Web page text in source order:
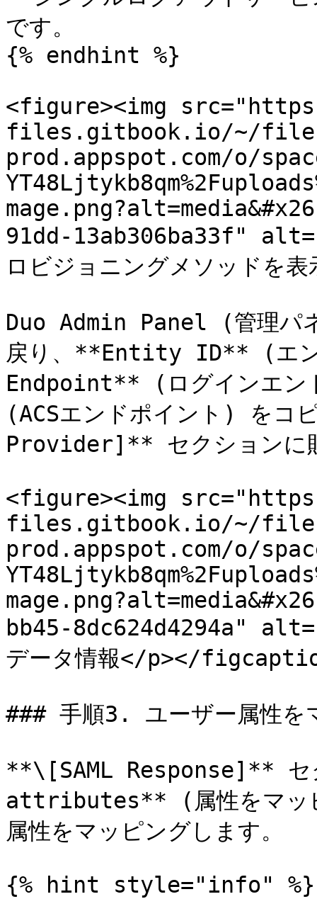
です。
{% endhint %}
<figure><img
files.gitbook.io/~/
prod.appspot.com/o/
91dd-13ab306ba33f"
ロビジョニングメソッド
Duo Admin Panel (管理パ
戻り、**Entity ID** (エ
Endpoint** (ログインエン
(ACSエンドポイント) を
Provider]** セクションに
<figure><img
files.gitbook.io/~/
prod.appspot.com/o/
bb45-8dc624d4294a"
データ情報</p></
### 手順3. ユーザー属性を
**\[SAML Response]** セ
attributes** (属性をマッピ
属性をマッピングします。
{% hint style="info" %}